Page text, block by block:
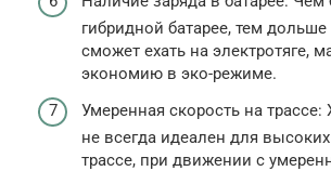
гибридной батарее, тем
сможет ехать на электротяге,
экономию в эко-режиме.
Умеренная скорость на
не всегда идеален для
трассе, при движении с